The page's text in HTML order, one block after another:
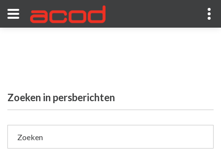
Zoeken in persberichten
Zoeken